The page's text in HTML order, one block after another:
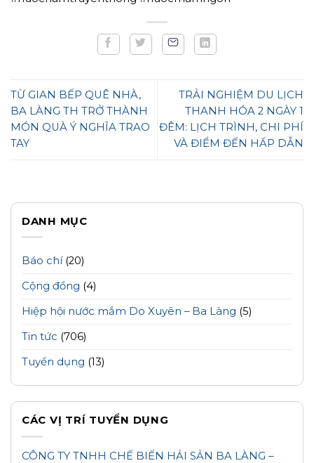
TỪ GIAN BẾP QUÊ NHÀ,
BA LÀNG TH TRỞ THÀNH
MÓN QUÀ Ý NGHĨA TRAO
TAY
TRẢI NGHIỆM DU LỊCH
THANH HÓA 2 NGÀY 1
ĐÊM: LỊCH TRÌNH, CHI PHÍ
VÀ ĐIỂM ĐẾN HẤP DẪN
DANH MỤC
Báo chí(20)
Cộng đồng (4)
Hiệp hội nước mắm Do Xuyên – Ba Làng (5)
Tin tức (706)
Tuyển dụng (13)
CÁC VỊ TRÍ TUYỂN DỤNG
CÔNG TY TNHH CHẾ BIẾN HẢI SẢN BA LÀNG –